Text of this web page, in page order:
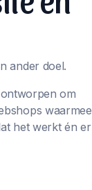
ander doel.
om
waarmee
het werkt én er